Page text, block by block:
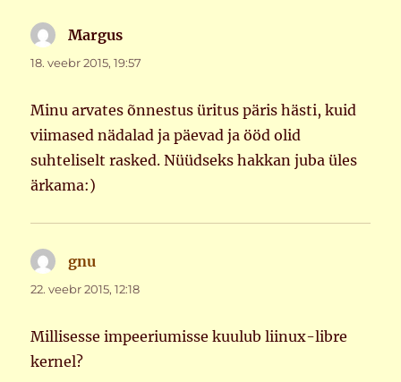
Margus
18. veebr 2015, 19:57
Minu arvates õnnestus üritus päris hästi, kuid
viimased nädalad ja päevad ja ööd olid
suhteliselt rasked. Nüüdseks hakkan juba üles
ärkama:)
gnu
22. veebr 2015, 12:18
Millisesse impeeriumisse kuulub liinux-libre
kernel?